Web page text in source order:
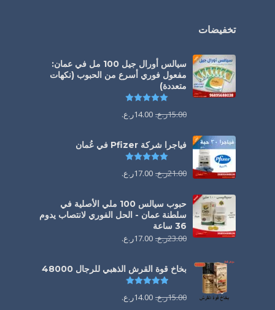
تخفيضات
سيالس أورال جيل 100 مل في عمان:
مفعول فوري أسرع من الحبوب (نكهات
متعددة)
15.00ر.ع. 14.00ر.ع.
فياجرا شركة Pfizer في عُمان
21.00ر.ع. 17.00ر.ع.
حبوب سيالس 100 ملي الأصلية في
سلطنة عمان - الحل الفوري لانتصاب يدوم
36 ساعة
23.00ر.ع. 17.00ر.ع.
بخاخ قوة القرش الذهبي للرجال 48000
تم التقييم
15.00ر.ع. 14.00ر.ع.